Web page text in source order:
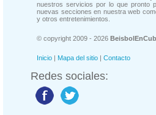
nuestros servicios por lo que pronto
nuevas secciones en nuestra web
y otros entretenimientos.
© copyright 2009 - 2026
Inicio | Mapa del sitio | Contacto
Redes sociales: